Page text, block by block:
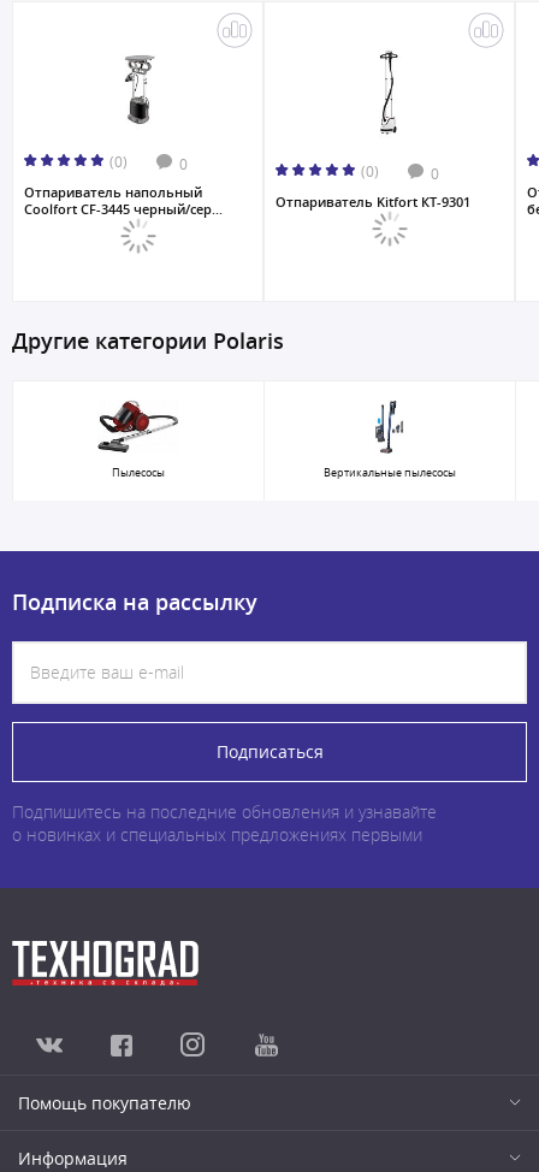
(0) 0
Отпариватель напольный
Coolfort CF-3445 черный/сер...
(0) 0
Отпариватель Kitfort КТ-9301
Другие категории Polaris
Пылесосы Вертикальные пылесосы
Подписка на рассылку
Подписаться
Подпишитесь на последние обновления и узнавайте
о новинках и специальных предложениях первыми
Помощь покупателю
Информация